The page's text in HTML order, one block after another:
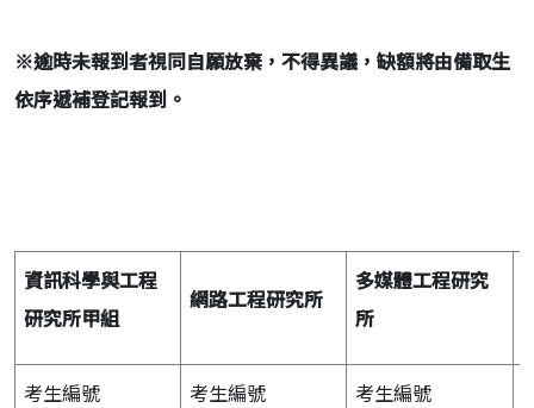
※逾時未報到者視同自願放棄，不得異議，缺額將由備取生
依序遞補登記報到。
資訊科學與工程
研究所甲組
網路工程研究所
多媒體工程研究
所
考生編號 考生編號 考生編號